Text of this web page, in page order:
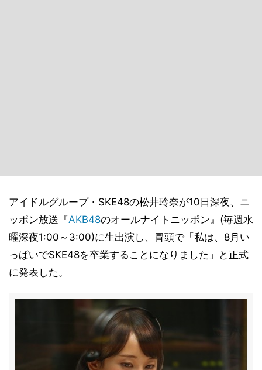
アイドルグループ・SKE48の松井玲奈が10日深夜、ニ
ッポン放送『AKB48のオールナイトニッポン』(毎週水
曜深夜1:00～3:00)に生出演し、冒頭で「私は、8月い
っぱいでSKE48を卒業することになりました」と正式
に発表した。